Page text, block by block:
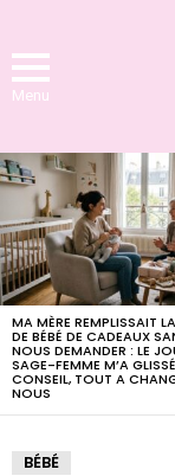
Menu
LATEST
STORIES
MA MÈRE REMPLISSAIT
DE BÉBÉ DE CADEAUX
NOUS DEMANDER : LE
SAGE-FEMME M’A
CONSEIL, TOUT A
NOUS
BÉBÉ